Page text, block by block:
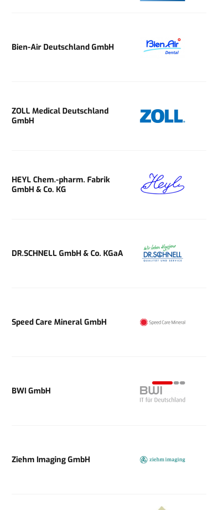
Bien-Air Deutschland GmbH
ZOLL Medical Deutschland
GmbH
HEYL Chem.-pharm. Fabrik
GmbH & Co. KG
DR.SCHNELL GmbH & Co. KGaA
Speed Care Mineral GmbH
BWI GmbH
Ziehm Imaging GmbH